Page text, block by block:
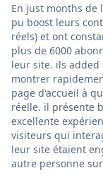
En just months
pu boost leurs
réels) et ont
plus de 6000
leur site. ils added
montrer
page d'accueil à
réelle. il présente
excellente
visiteurs qui
leur site étaient
autre personne